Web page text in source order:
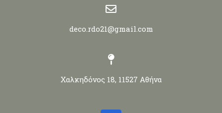
deco.rdo21@gmail.com
Χαλκηδόνος 18, 11527 Αθήνα